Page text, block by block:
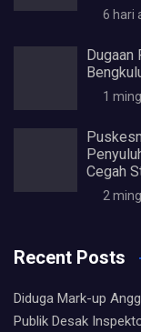
6 hari
Dugaan
1
Cegah
2
Recent Posts
Diduga Mark-up
Publik Desak